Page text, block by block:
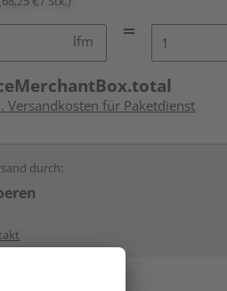
lfm
Versandkosten für Paketdienst
durch: